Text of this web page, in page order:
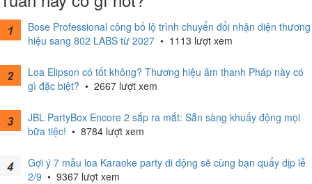
Bose Professional công bố lộ trình chuyển đổi nhận diện thương
hiệu sang 802 LABS từ 2027 • 1113 lượt xem
Loa Elipson có tốt không? Thương hiệu âm thanh Pháp này có
gì đặc biệt? • 2667 lượt xem
JBL PartyBox Encore 2 sắp ra mắt: Sẵn sàng khuấy động mọi
bữa tiệc! • 8784 lượt xem
Gợi ý 7 mẫu loa Karaoke party di động sẽ cùng bạn quẩy dịp lễ
2/9 • 9367 lượt xem